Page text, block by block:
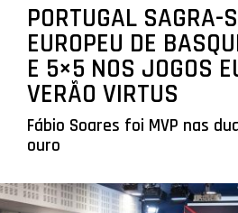
PORTUGAL SAGRA-
EUROPEU DE
E 5×5 NOS JOGOS
VERÃO VIRTUS
Fábio Soares foi MVP nas
ouro